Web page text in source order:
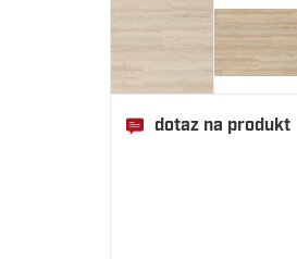
dotaz na produkt